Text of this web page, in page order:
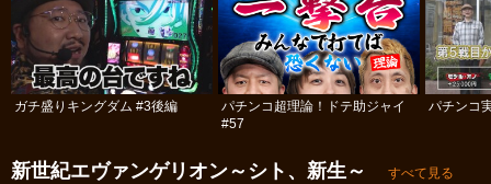
ガチ盛りキングダム #3後編
パチンコ超理論！ドテ助ジャイ
#57
パチンコ
新世紀エヴァンゲリオン～シト、新生～ すべて見る